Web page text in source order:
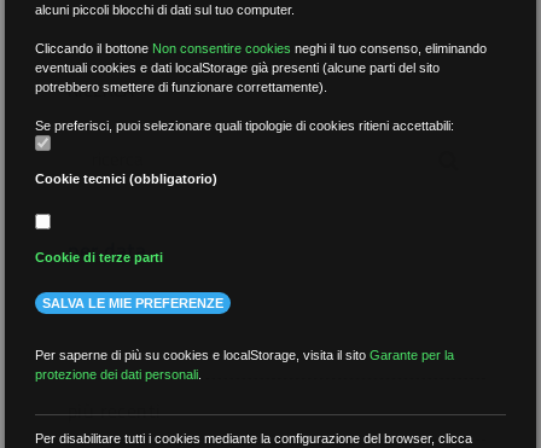
RICERCA
per data
più recenti
alcuni piccoli blocchi di dati sul tuo computer.
Cliccando il bottone Non consentire cookies neghi il tuo consenso, eliminando
eventuali cookies e dati localStorage già presenti (alcune parti del sito
potrebbero smettere di funzionare correttamente).
Se preferisci, puoi selezionare quali tipologie di cookies ritieni accettabili:
Cookie tecnici (obbligatorio)
Cookie di terze parti
SALVA LE MIE PREFERENZE
Per saperne di più su cookies e localStorage, visita il sitoGarante per la
protezione dei dati personali
Per disabilitare tutti i cookies mediante la configurazione del browser, clicca